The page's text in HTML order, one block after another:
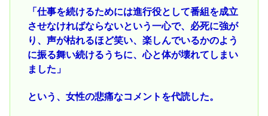
「仕事を続けるためには進行役として番組を成立
させなければならないという一心で、必死に強が
り、声が枯れるほど笑い、楽しんでいるかのよう
に振る舞い続けるうちに、心と体が壊れてしまい
ました」
という、女性の悲痛なコメントを代読した。